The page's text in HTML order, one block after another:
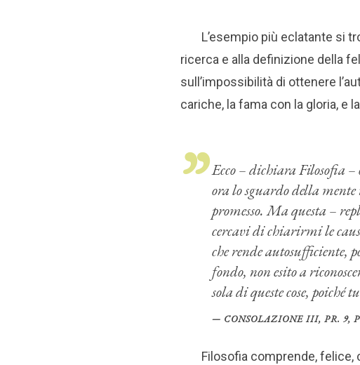
L’esempio più eclatante si
ricerca e alla definizione della
sull’impossibilità di ottenere
cariche, la fama con la gloria, e
Ecco – dichiara Filosofia
ora lo sguardo della
promesso. Ma questa –
cercavi di chiarirmi le
che rende autosufficiente,
fondo, non esito a
sola di queste cose, poiché
CONSOLAZIONE III, PR. 9,
Filosofia comprende, felice,